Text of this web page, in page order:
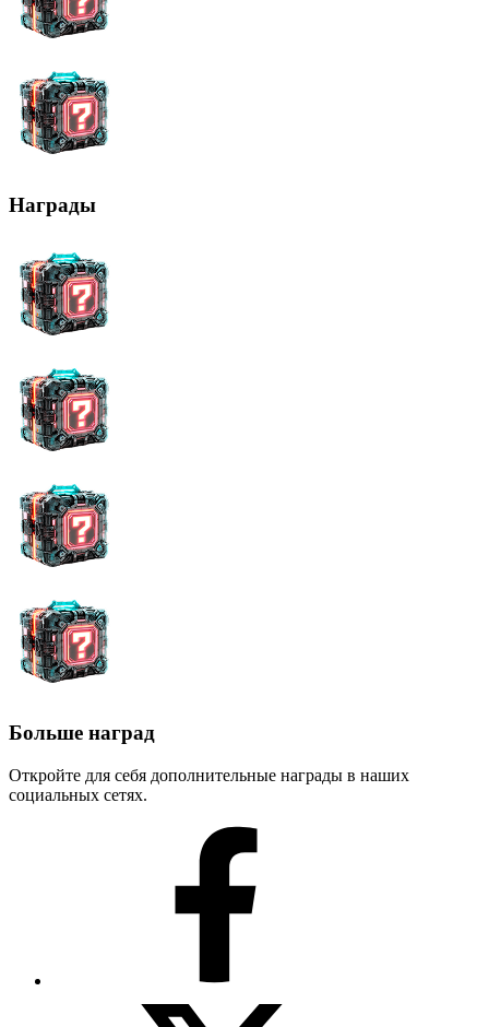
Награды
Больше наград
Откройте для себя дополнительные награды в наших
социальных сетях.